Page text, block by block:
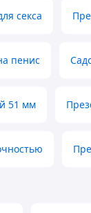
секса
пенис
51 мм